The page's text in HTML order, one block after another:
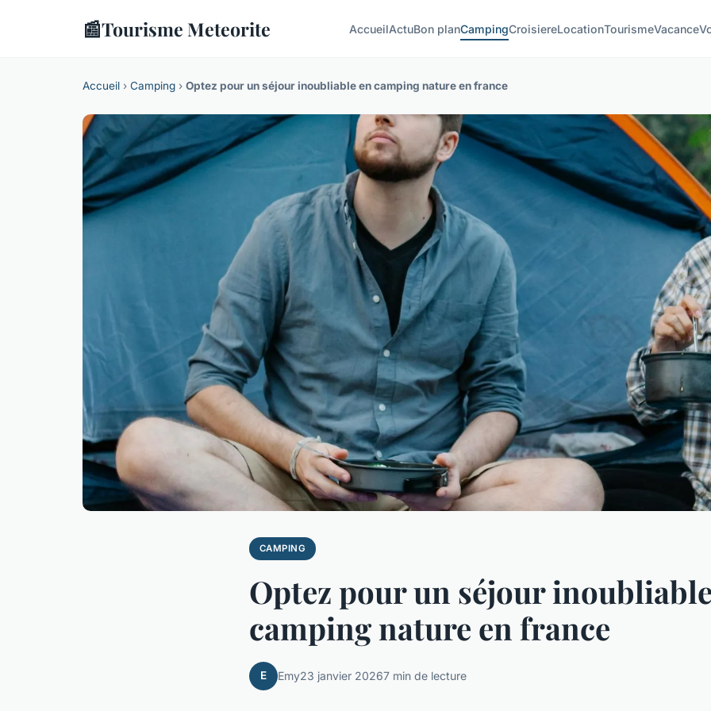
📰Tourisme Meteorite AccueilActuBon planCampingCroisiereLocationTourismeVacance
Accueil › Camping › Optez pour un séjour inoubliable en camping nature en france
CAMPING
Optez pour un séjour
camping nature en france
E Emy23 janvier 20267 min de lecture